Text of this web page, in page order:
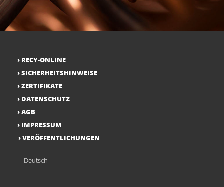
RECY-ONLINE
SICHERHEITSHINWEISE
ZERTIFIKATE
DATENSCHUTZ
AGB
IMPRESSUM
VERÖFFENTLICHUNGEN
Deutsch